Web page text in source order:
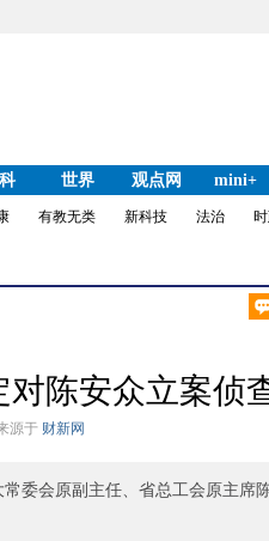
世界 观点网 mini+
有教无类 新科技 法治
陈安众立案侦
源于 财新网
委会原副主任、省总工会原主席